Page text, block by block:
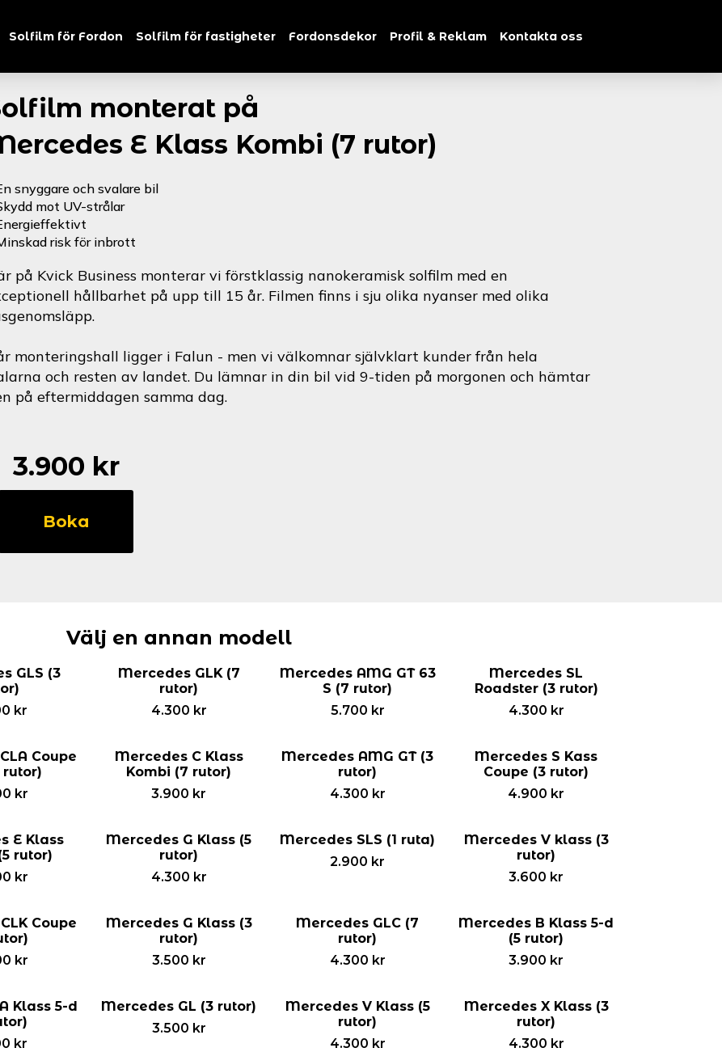
Solfilm för Fordon Solfilm för fastigheter Fordonsdekor Profil & Reklam Kontakta oss
monterat på
E Klass Kombi (7 rutor)
snyggare och svalare bil
mot UV-strålar
risk för inbrott
på Kvick Business monterar vi förstklassig nanokeramisk solfilm med en
hållbarhet på upp till 15 år. Filmen finns i sju olika nyanser med olika
monteringshall ligger i Falun - men vi välkomnar självklart kunder från hela
och resten av landet. Du lämnar in din bil vid 9-tiden på morgonen och hämtar
på eftermiddagen samma dag.
3.900 kr
Boka
Välj en annan modell
GLS (3
kr
Mercedes GLK (7
rutor)
4.300 kr
Mercedes AMG GT 63
S (7 rutor)
5.700 kr
Mercedes SL
Roadster (3 rutor)
4.300 kr
Coupe
rutor)
kr
Mercedes C Klass
Kombi (7 rutor)
3.900 kr
Mercedes AMG GT (3
rutor)
4.300 kr
Mercedes S Kass
Coupe (3 rutor)
4.900 kr
E Klass
rutor)
kr
Mercedes G Klass (5
rutor)
4.300 kr
Mercedes SLS (1 ruta)
2.900 kr
Mercedes V klass (3
rutor)
3.600 kr
Coupe
kr
Mercedes G Klass (3
rutor)
3.500 kr
Mercedes GLC (7
rutor)
4.300 kr
Mercedes B Klass 5-d
(5 rutor)
3.900 kr
Klass 5-d
kr
Mercedes GL (3 rutor)
3.500 kr
Mercedes V Klass (5
rutor)
4.300 kr
Mercedes X Klass (3
rutor)
4.300 kr